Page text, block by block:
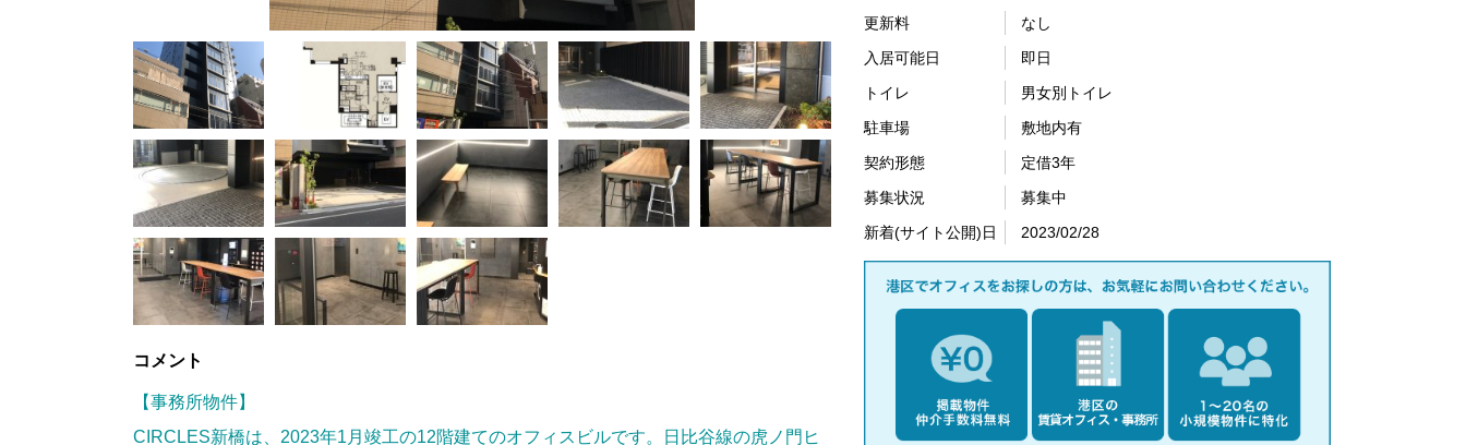
コメント
【事務所物件】
CIRCLES新橋は、2023年1月竣工の12階建てのオフィスビルです。日比谷線の虎ノ門ヒ
更新料
なし
入居可能日
即日
トイレ
男女別トイレ
駐車場
敷地内有
契約形態
定借3年
募集状況
募集中
新着(サイト公開)日
2023/02/28